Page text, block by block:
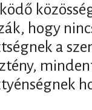
hogy
a